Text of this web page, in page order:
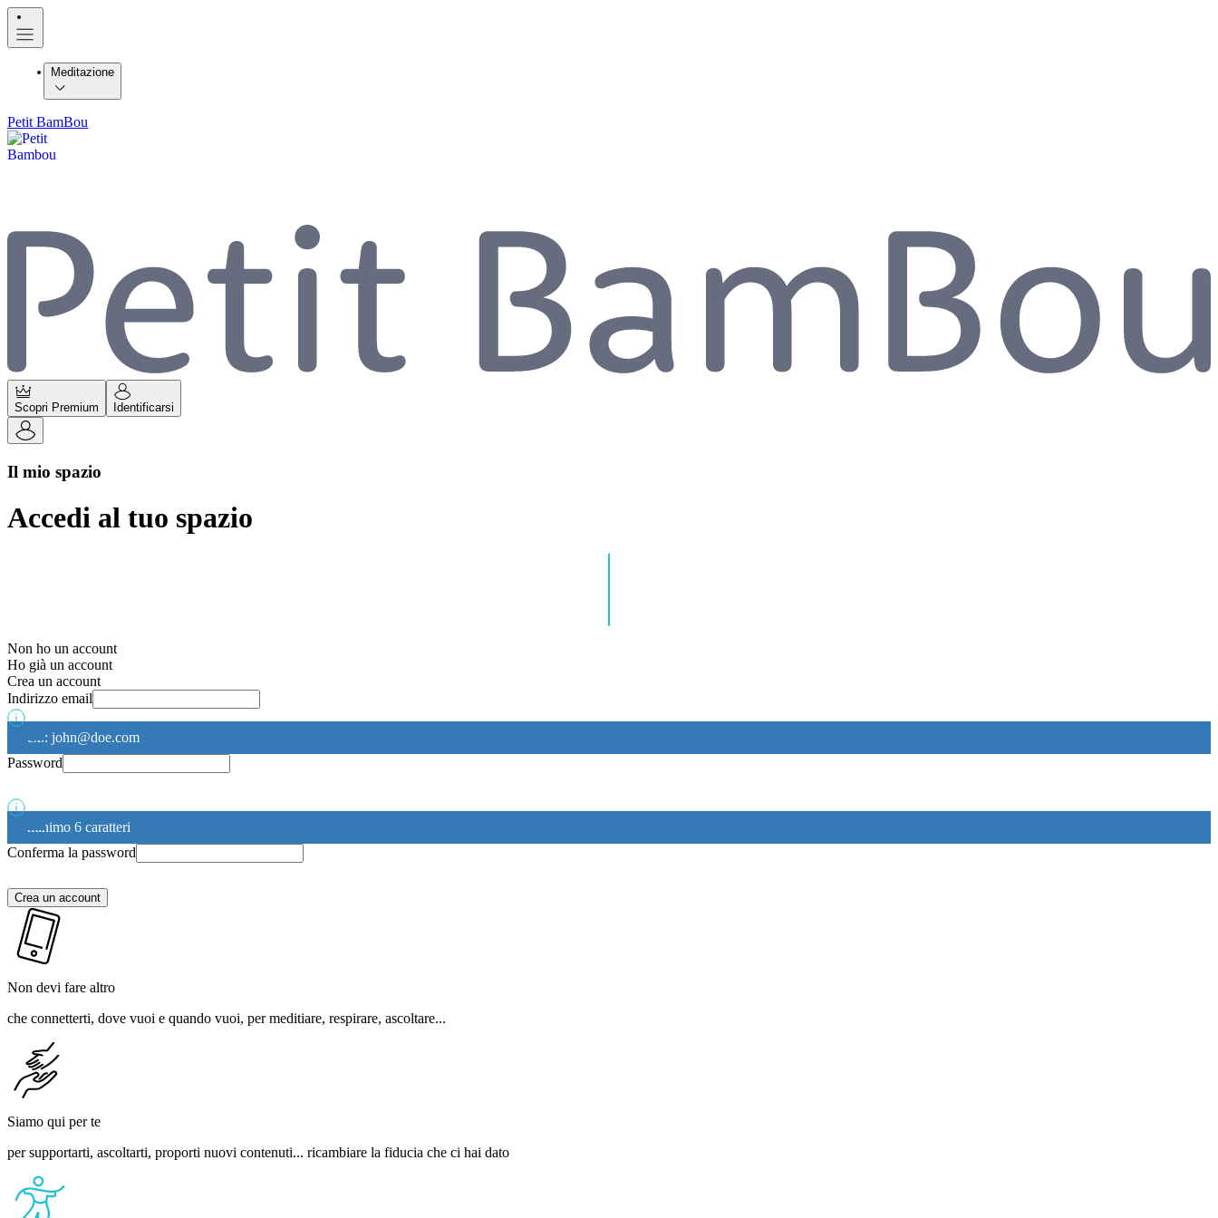
Meditazione
Petit BamBou
Scopri Premium Identificarsi
Il mio spazio
Accedi al tuo spazio
Non ho un account
Ho già un account
Crea un account
Indirizzo email
ex.: john@doe.com
Password
minimo 6 caratteri
Conferma la password
Crea un account
Non devi fare altro
che connetterti, dove vuoi e quando vuoi, per meditiare, respirare, ascoltare...
Siamo qui per te
per supportarti, ascoltarti, proporti nuovi contenuti... ricambiare la fiducia che ci hai dato